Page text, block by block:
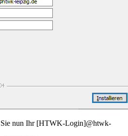
Sie nun Ihr [HTWK-Login]@htwk-